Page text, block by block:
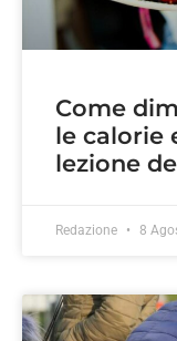
Come
le calorie
lezione
Redazione 8